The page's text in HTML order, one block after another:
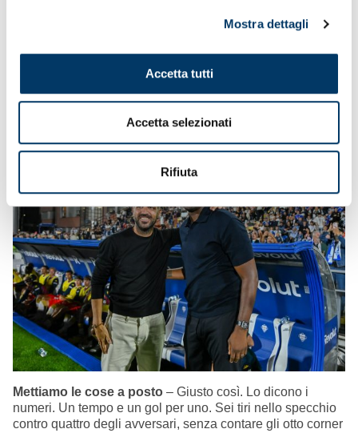
Mostra dettagli
Accetta tutti
Accetta selezionati
Rifiuta
Mettiamo le cose a posto – Giusto così. Lo dicono i
numeri. Un tempo e un gol per uno. Sei tiri nello specchio
contro quattro degli avversari, senza contare gli otto corner